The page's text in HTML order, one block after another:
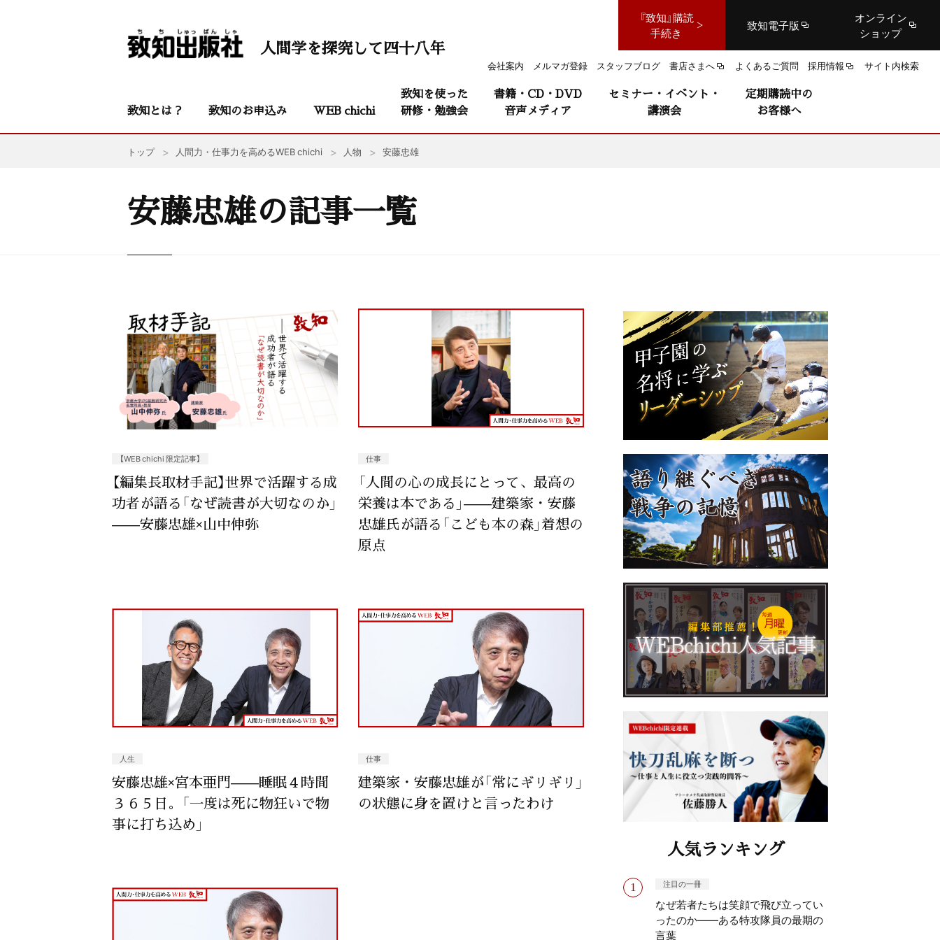
『致知』購読
手続き
致知電子版
オンライン
ショップ
会社案内 メルマガ登録 スタッフブログ 書店さまへ よくあるご質問 採用情報 サイト内検索
人間学を探究して四十八年
致知とは？ 致知のお申込み WEB chichi
致知を使った
研修・勉強会
書籍・CD・DVD
音声メディア
セミナー・イベント・
講演会
定期購読中の
お客様へ
トップ 人間力・仕事力を高めるWEB chichi 人物 安藤忠雄
安藤忠雄の記事一覧
【WEB chichi 限定記事】
【編集長取材手記】世界で活躍する成
功者が語る「なぜ読書が大切なのか」
——安藤忠雄×山中伸弥
仕事
「人間の心の成長にとって、最高の
栄養は本である」——建築家・安藤
忠雄氏が語る「こども本の森」着想の
原点
人生
安藤忠雄×宮本亜門——睡眠４時間
３６５日。「一度は死に物狂いで物
事に打ち込め」
仕事
建築家・安藤忠雄が「常にギリギリ」
の状態に身を置けと言ったわけ
人気ランキング
注目の一冊
なぜ若者たちは笑顔で飛び立ってい
ったのか——ある特攻隊員の最期の
言葉